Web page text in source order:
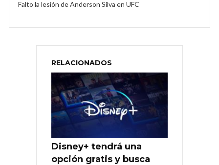
Falto la lesión de Anderson Silva en UFC
RELACIONADOS
Disney+ tendrá una
opción gratis y busca